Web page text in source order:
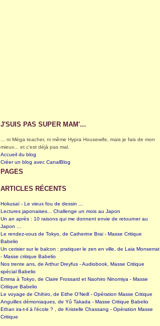
J'SUIS PAS SUPER MAM'...
... ni Méga teacher, ni même Hypra Housewife, mais je fais de mon
mieux... et c'est déjà pas mal.
Accueil du blog
Créer un blog avec CanalBlog
PAGES
ARTICLES RÉCENTS
Hokusaï - Le vieux fou de dessin ...
Lectures japonaises... Challenge un mois au Japon
Un an après : 10 raisons qui me donnent envie de retourner au
Japon ...
Le rendez-vous de Tokyo, de Catherine Brai - Masse Critique
Babelio
Un cerisier sur le balcon : pratiquer le zen en ville, de Laia Monserrat
- Masse critique Babelio
Nos trente ans, de Arthur Dreyfus - Audiobook, Masse Critique
spécial Babelio
Emma à Tokyo, de Claire Frossard et Naohiro Ninomiya - Masse
Critique Babelio
Le voyage de Chihiro, de Eithe O'Neill - Opération Masse Critique
Anguilles démoniaques, de Yû Takada - Masse Critique Babelio
Ethan ira-t-il à l'école ? , de Kristelle Chassang - Opération Masse
Critique